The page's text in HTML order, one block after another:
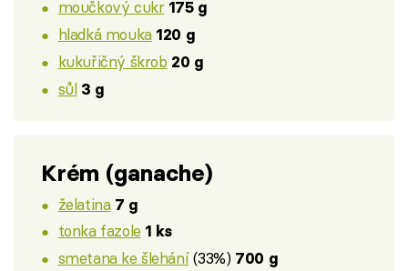
moučkový cukr 175 g
hladká mouka 120 g
kukuřičný škrob 20 g
sůl 3 g
Krém (ganache)
želatina 7 g
tonka fazole 1 ks
smetana ke šlehání(33%) 700 g